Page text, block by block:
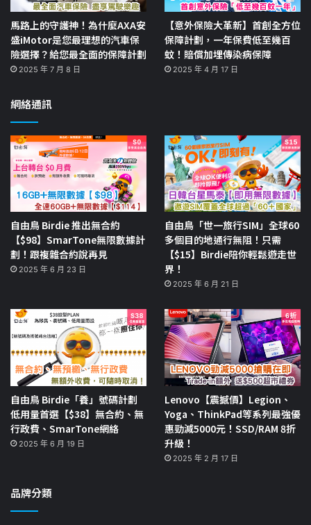
馬路上的守護神！為什麼AXA安
盛iMotor是您最理想的汽車保
險選擇？給您最全面的保障計劃
2025 年 7 月 8 日
【意外保險大革新】首創全方位
保障計劃，一年保費低至幾百
蚊！賠償加埋傳染病保障
2025 年 4 月 17 日
網絡通訊
自由鳥 Birdie 推出無合約
【$98】SmarTone無限數據計
劃！跟複雜合約說再見
2025 年 6 月 23 日
自由鳥「世一旅行SIM」全球60
多個目的地通行無阻！只需
【$15】Birdie陪你輕鬆遊走世
界！
2025 年 6 月 21 日
自由鳥 Birdie「養」號碼計劃
低用量首選【$38】無合約、無
行政費、SmarTone網絡
2025 年 6 月 19 日
Lenovo【震撼價】Legion、
Yoga、ThinkPad等系列最強優
惠勁減5000元！SSD/RAM 8折
升級！
2025 年 2 月 17 日
品牌分類